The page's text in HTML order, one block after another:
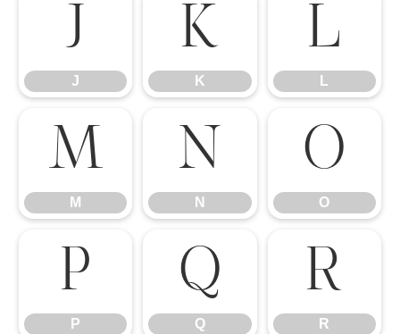
J
J
K
K
L
L
M
M
N
N
O
O
P
P
Q
Q
R
R